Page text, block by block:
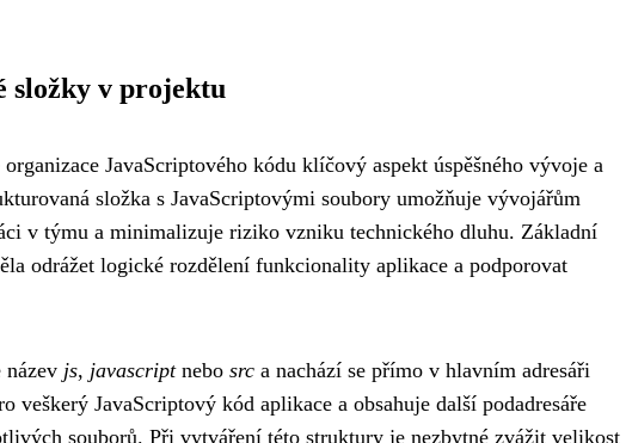
složky v projektu
JavaScriptového kódu klíčový aspekt úspěšného vývoje a
složka s JavaScriptovými soubory umožňuje vývojářům
v týmu a minimalizuje riziko vzniku technického dluhu. Základní
odrážet logické rozdělení funkcionality aplikace a podporovat
název js, javascriptnebo src a nachází se přímo v hlavním adresáři
JavaScriptový kód aplikace a obsahuje další podadresáře
souborů. Při vytváření této struktury je nezbytné zvážit velikost